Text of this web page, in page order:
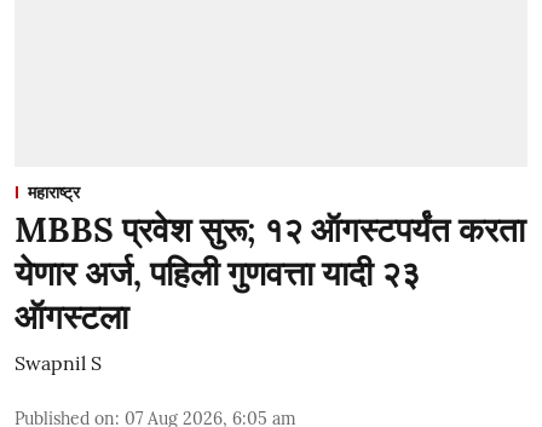
महाराष्ट्र
MBBS प्रवेश सुरू; १२ ऑगस्टपर्यंत करता
येणार अर्ज, पहिली गुणवत्ता यादी २३
ऑगस्टला
Swapnil S
Published on: 07 Aug 2026, 6:05 am